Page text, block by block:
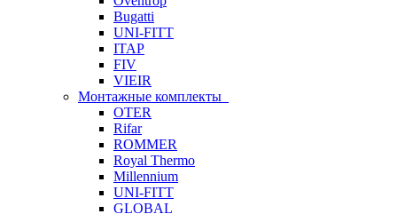
Bugatti
UNI-FITT
ITAP
FIV
VIEIR
Монтажные комплекты
OTER
Rifar
ROMMER
Royal Thermo
Millennium
UNI-FITT
GLOBAL